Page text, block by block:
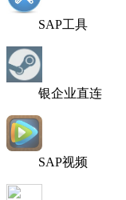
SAP工具
银企业直连
SAP视频